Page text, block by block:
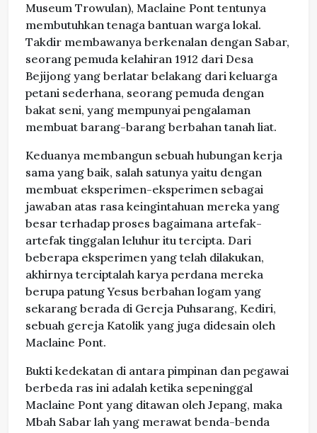
Museum Trowulan), Maclaine Pont tentunya
membutuhkan tenaga bantuan warga lokal.
Takdir membawanya berkenalan dengan Sabar,
seorang pemuda kelahiran 1912 dari Desa
Bejijong yang berlatar belakang dari keluarga
petani sederhana, seorang pemuda dengan
bakat seni, yang mempunyai pengalaman
membuat barang-barang berbahan tanah liat.
Keduanya membangun sebuah hubungan kerja
sama yang baik, salah satunya yaitu dengan
membuat eksperimen-eksperimen sebagai
jawaban atas rasa keingintahuan mereka yang
besar terhadap proses bagaimana artefak-
artefak tinggalan leluhur itu tercipta. Dari
beberapa eksperimen yang telah dilakukan,
akhirnya terciptalah karya perdana mereka
berupa patung Yesus berbahan logam yang
sekarang berada di Gereja Puhsarang, Kediri,
sebuah gereja Katolik yang juga didesain oleh
Maclaine Pont.
Bukti kedekatan di antara pimpinan dan pegawai
berbeda ras ini adalah ketika sepeninggal
Maclaine Pont yang ditawan oleh Jepang, maka
Mbah Sabar lah yang merawat benda-benda